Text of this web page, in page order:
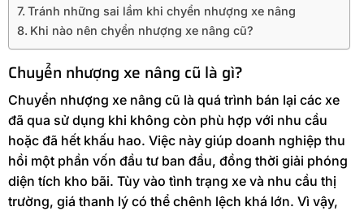
Tránh những sai lầm khi chyển nhượng xe nâng
Khi nào nên chyển nhượng xe nâng cũ?
Chuyển nhượng xe nâng cũ là gì?
Chuyển nhượng xe nâng cũ là quá trình bán lại các xe
đã qua sử dụng khi không còn phù hợp với nhu cầu
hoặc đã hết khấu hao. Việc này giúp doanh nghiệp thu
hồi một phần vốn đầu tư ban đầu, đồng thời giải phóng
diện tích kho bãi. Tùy vào tình trạng xe và nhu cầu thị
trường, giá thanh lý có thể chênh lệch khá lớn. Vì vậy,